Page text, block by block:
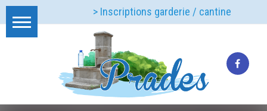
> Inscriptions garderie / cantine